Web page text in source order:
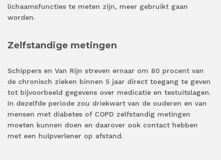
lichaamsfuncties te meten zijn, meer gebruikt gaan
worden.
Zelfstandige metingen
Schippers en Van Rijn streven ernaar om 80 procent van
de chronisch zieken binnen 5 jaar direct toegang te geven
tot bijvoorbeeld gegevens over medicatie en testuitslagen.
In dezelfde periode zou driekwart van de ouderen en van
mensen met diabetes of COPD zelfstandig metingen
moeten kunnen doen en daarover ook contact hebben
met een hulpverlener op afstand.